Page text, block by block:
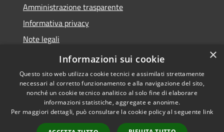
Amministrazione trasparente
Informativa privacy
Note legali
Dichiarazione di accessibilità
Accessibilità
Copyright © 2026 • Comune di
Merì • Powered by
Municipium• Accesso
×
Informazioni sui cookie
Questo sito web utilizza cookie tecnici e assimilati strettamente
necessari al corretto funzionamento e alla navigazione del sito,
nonché un cookie tecnico analitico al solo fine di elaborare
informazioni statistiche, aggregate e anonime.
Per maggiori dettagli, può consultare la cookie policy al seguente link